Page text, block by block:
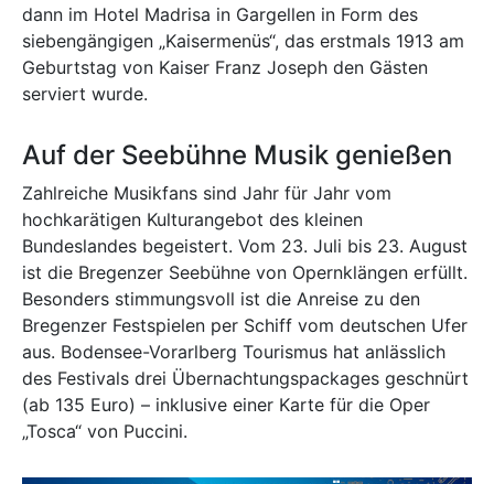
dann im Hotel Madrisa in Gargellen in Form des
siebengängigen „Kaisermenüs“, das erstmals 1913 am
Geburtstag von Kaiser Franz Joseph den Gästen
serviert wurde.
Auf der Seebühne Musik genießen
Zahlreiche Musikfans sind Jahr für Jahr vom
hochkarätigen Kulturangebot des kleinen
Bundeslandes begeistert. Vom 23. Juli bis 23. August
ist die Bregenzer Seebühne von Opernklängen erfüllt.
Besonders stimmungsvoll ist die Anreise zu den
Bregenzer Festspielen per Schiff vom deutschen Ufer
aus. Bodensee-Vorarlberg Tourismus hat anlässlich
des Festivals drei Übernachtungspackages geschnürt
(ab 135 Euro) – inklusive einer Karte für die Oper
„Tosca“ von Puccini.